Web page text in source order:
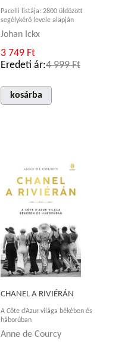
Pacelli listája: 2800 üldözött
segélykérő levele alapján
Johan Ickx
3 749 Ft
Eredeti ár:4 999 Ft
kosárba
CHANEL A RIVIÉRÁN
A Côte d’Azur világa békében és
háborúban
Anne de Courcy